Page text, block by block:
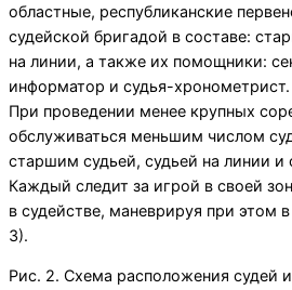
областные, республиканские
судейской бригадой в составе:
на линии, а также их помощники:
информатор и судья-хронометрист.
При проведении менее крупных
обслуживаться меньшим числом
старшим судьей, судьей на линии и
Каждый следит за игрой в своей
в судействе, маневрируя при этом
3).
Рис. 2. Схема расположения судей